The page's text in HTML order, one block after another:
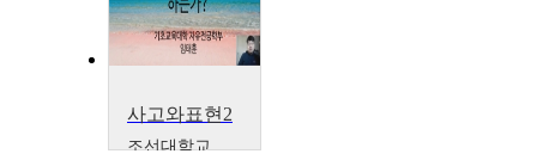
사고와표현2
조선대학교